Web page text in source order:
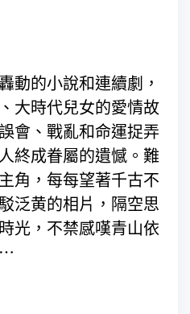
動的小說和連續劇，
大時代兒女的愛情故
會、戰亂和命運捉弄
終成眷屬的遺憾。難
角，每每望著千古不
泛黄的相片，隔空思
光，不禁感嘆青山依